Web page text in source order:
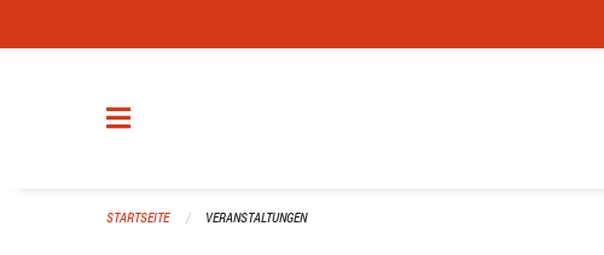
STARTSEITE VERANSTALTUNGEN